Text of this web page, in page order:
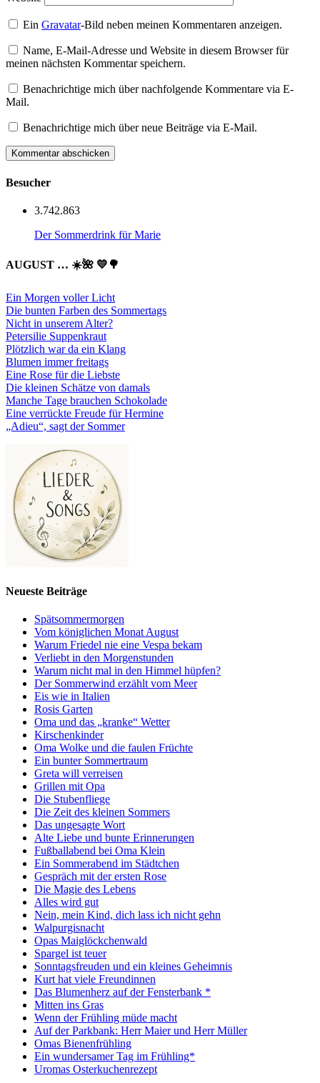
EinGravatar-Bild neben meinen Kommentaren anzeigen.
Name, E-Mail-Adresse und Website in diesem Browser für
meinen nächsten Kommentar speichern.
Benachrichtige mich über nachfolgende Kommentare via E-
Mail.
Benachrichtige mich über neue Beiträge via E-Mail.
Besucher
3.742.863
Der Sommerdrink für Marie
AUGUST … ☀️🌺 💛🌳
Ein Morgen voller Licht
Die bunten Farben des Sommertags
Nicht in unserem Alter?
Petersilie Suppenkraut
Plötzlich war da ein Klang
Blumen immer freitags
Eine Rose für die Liebste
Die kleinen Schätze von damals
Manche Tage brauchen Schokolade
Eine verrückte Freude für Hermine
„Adieu“, sagt der Sommer
Neueste Beiträge
Spätsommermorgen
Vom königlichen Monat August
Warum Friedel nie eine Vespa bekam
Verliebt in den Morgenstunden
Warum nicht mal in den Himmel hüpfen?
Der Sommerwind erzählt vom Meer
Eis wie in Italien
Rosis Garten
Oma und das „kranke“ Wetter
Kirschenkinder
Oma Wolke und die faulen Früchte
Ein bunter Sommertraum
Greta will verreisen
Grillen mit Opa
Die Stubenfliege
Die Zeit des kleinen Sommers
Das ungesagte Wort
Alte Liebe und bunte Erinnerungen
Fußballabend bei Oma Klein
Ein Sommerabend im Städtchen
Gespräch mit der ersten Rose
Die Magie des Lebens
Alles wird gut
Nein, mein Kind, dich lass ich nicht gehn
Walpurgisnacht
Opas Maiglöckchenwald
Spargel ist teuer
Sonntagsfreuden und ein kleines Geheimnis
Kurt hat viele Freundinnen
Das Blumenherz auf der Fensterbank *
Mitten ins Gras
Wenn der Frühling müde macht
Auf der Parkbank: Herr Maier und Herr Müller
Omas Bienenfrühling
Ein wundersamer Tag im Frühling*
Uromas Osterkuchenrezept